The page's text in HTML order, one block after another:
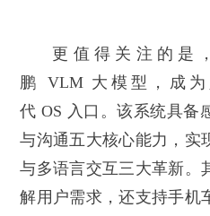
更值得关注的是
鹏 VLM 大模型，成
代 OS 入口。该系统具备
与沟通五大核心能力，实
与多语言交互三大革新。
解用户需求，还支持手机